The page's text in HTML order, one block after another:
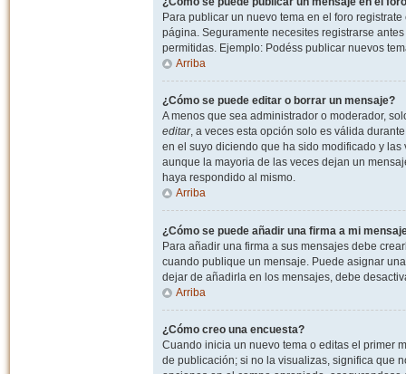
Para publicar un nuevo tema en el foro
página. Seguramente necesites registrarse
permitidas. Ejemplo: Podéss publicar nuevos
Arriba
¿Cómo se puede editar o borrar un mensaje?
A menos que sea administrador o moderador,
editar, a veces esta opción solo es válida
en el suyo diciendo que ha sido modificado y
aunque la mayoria de las veces dejan un
haya respondido al mismo.
Arriba
¿Cómo se puede añadir una firma a mi
Para añadir una firma a sus mensajes debe
cuando publique un mensaje. Puede asignar
dejar de añadirla en los mensajes, debe
Arriba
¿Cómo creo una encuesta?
Cuando inicia un nuevo tema o editas el primer
de publicación; si no la visualizas, significa que